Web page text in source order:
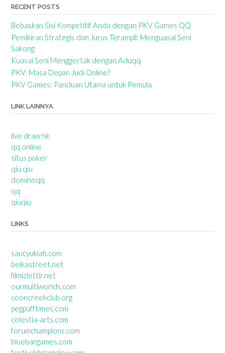
RECENT POSTS
Bebaskan Sisi Kompetitif Anda dengan PKV Games QQ
Pemikiran Strategis dan Jurus Terampil: Menguasai Seni
Sakong
Kuasai Seni Menggertak dengan Aduqq
PKV: Masa Depan Judi Online?
PKV Games: Panduan Utama untuk Pemula
LINK LAINNYA
live draw hk
qq online
situs poker
qiu qiu
dominoqq
qq
qiuqiu
LINKS
saucyukiah.com
beikastreet.net
filmizlettir.net
ourmultiworlds.com
cooncreekclub.org
pegpufftimes.com
celestia-arts.com
forumchampions.com
bluebargames.com